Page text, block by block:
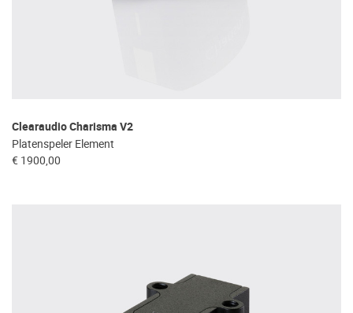
Clearaudio Charisma V2
Platenspeler Element
€ 1900,00